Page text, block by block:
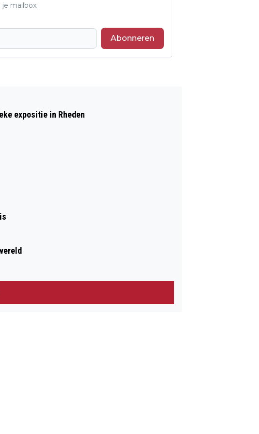
je mailbox
Abonneren
expositie in Rheden